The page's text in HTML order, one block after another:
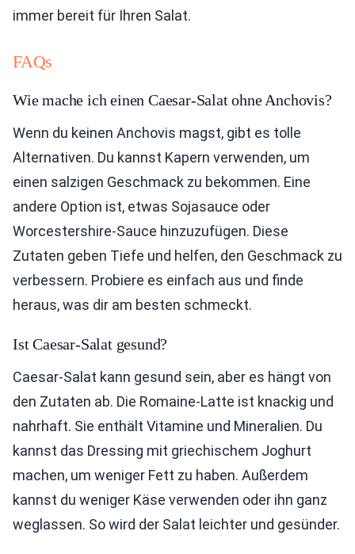
immer bereit für Ihren Salat.
FAQs
Wie mache ich einen Caesar-Salat ohne Anchovis?
Wenn du keinen Anchovis magst, gibt es tolle
Alternativen. Du kannst Kapern verwenden, um
einen salzigen Geschmack zu bekommen. Eine
andere Option ist, etwas Sojasauce oder
Worcestershire-Sauce hinzuzufügen. Diese
Zutaten geben Tiefe und helfen, den Geschmack zu
verbessern. Probiere es einfach aus und finde
heraus, was dir am besten schmeckt.
Ist Caesar-Salat gesund?
Caesar-Salat kann gesund sein, aber es hängt von
den Zutaten ab. Die Romaine-Latte ist knackig und
nahrhaft. Sie enthält Vitamine und Mineralien. Du
kannst das Dressing mit griechischem Joghurt
machen, um weniger Fett zu haben. Außerdem
kannst du weniger Käse verwenden oder ihn ganz
weglassen. So wird der Salat leichter und gesünder.